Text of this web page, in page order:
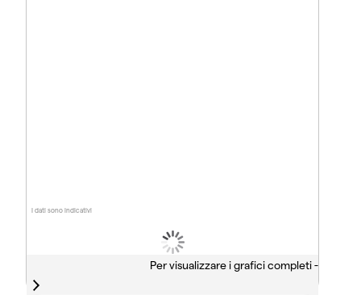
I dati sono indicativi
Per visualizzare i grafici completi -